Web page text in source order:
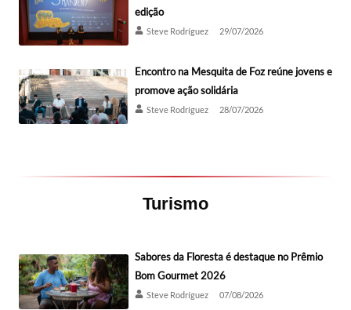
edição
Steve Rodríguez 29/07/2026
Encontro na Mesquita de Foz reúne jovens e
promove ação solidária
Steve Rodríguez 28/07/2026
Turismo
Sabores da Floresta é destaque no Prêmio
Bom Gourmet 2026
Steve Rodríguez 07/08/2026